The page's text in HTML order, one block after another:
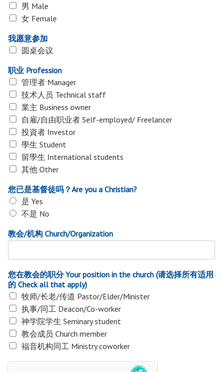
男 Male
女 Female
我愿意参加
圆桌会议
职业 Profession
管理者 Manager
技术人员 Technical staff
業主 Business owner
自雇/自由职业者 Self-employed/ Freelancer
投資者 Investor
學生 Student
留學生 International students
其他 Other
您已是基督徒吗？Are you a Christian?
是 Yes
不是 No
教会/机构 Church/Organization
您在教会的职分 Your position in the church (请选择所有适用
的 Check all that apply)
牧师/⻓⽼/传道 Pastor/Elder/Minister
执事/同⼯ Deacon/Co-worker
神学院学⽣ Seminary student
教会成员 Church member
福⾳机构同⼯ Ministry coworker